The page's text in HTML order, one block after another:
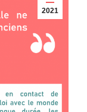
2021